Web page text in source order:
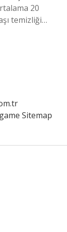
20
temizliği…
Sitemap